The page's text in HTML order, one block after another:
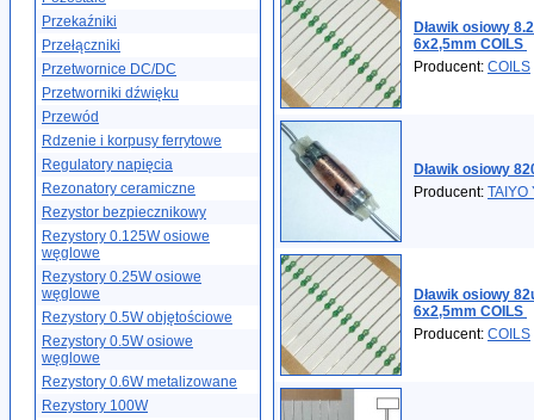
Przekaźniki
Przełączniki
Przetwornice DC/DC
Przetworniki dźwięku
Przewód
Rdzenie i korpusy ferrytowe
Regulatory napięcia
Rezonatory ceramiczne
Rezystor bezpiecznikowy
Rezystory 0.125W osiowe
węglowe
Rezystory 0.25W osiowe
węglowe
Rezystory 0.5W objętościowe
Rezystory 0.5W osiowe
węglowe
Rezystory 0.6W metalizowane
Rezystory 100W
Dławik osiowy
6x2,5mm COILS
Producent: COILS
Dławik osiowy
Producent: TAIYO
Dławik osiowy
6x2,5mm COILS
Producent: COILS